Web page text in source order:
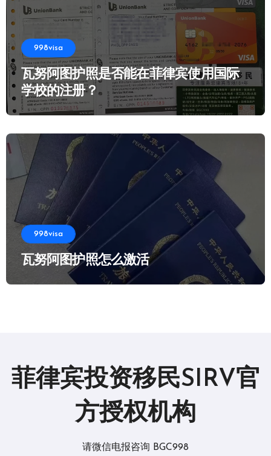
998visa
瓦努阿图护照是否能在菲律宾使用国际
学校的注册？
998visa
瓦努阿图护照怎么激活
菲律宾投资移民SIRV官
方授权机构
请微信电报咨询 BGC998